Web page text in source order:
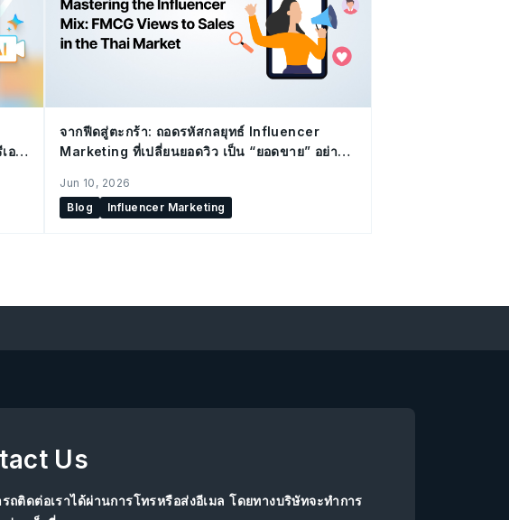
อ
จากฟีดสู่ตะกร้า: ถอดรหัสกลยุทธ์ Influencer
Marketing ที่เปลี่ยนยอดวิว เป็น “ยอดขาย” อย่าง
Jun 10, 2026
Blog
Influencer Marketing
Us
ถติดต่อเราได้ผ่านการโทรหรือส่งอีเมล โดยทางบริษัทจะทำการ